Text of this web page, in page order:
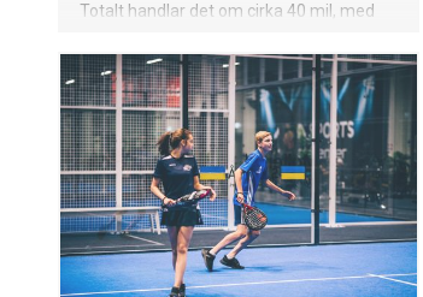
Totalt handlar det om cirka 40 mil, med
vägen uppmärksammas hon i
Vänersborg, Trollhättan och Lilla Edet
med olika aktiviteter.